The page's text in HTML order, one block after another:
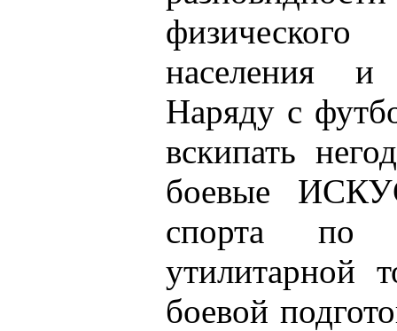
населения и
Наряду с
вскипать
боевые
спорта по
утилитарной
боевой